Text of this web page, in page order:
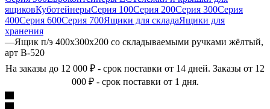
ящиковКуботейнерыСерия 100Серия 200Серия 300Серия
400Серия 600Серия 700Ящики для складаЯщики для
хранения
—Ящик п/э 400х300х200 со складываемыми ручками жёлтый,
арт B-520
На заказы до 12 000 ₽ - срок поставки от 14 дней. Заказы от 12
000 ₽ - срок поставки от 1 дня.